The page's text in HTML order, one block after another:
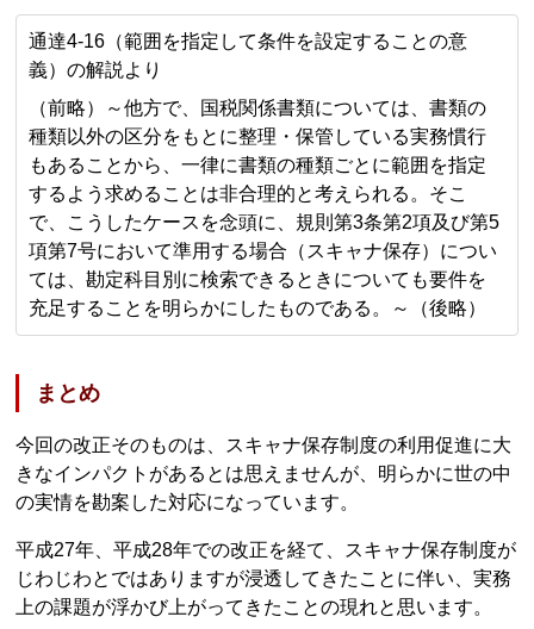
通達4-16（範囲を指定して条件を設定することの意
義）の解説より
（前略）～他方で、国税関係書類については、書類の
種類以外の区分をもとに整理・保管している実務慣行
もあることから、一律に書類の種類ごとに範囲を指定
するよう求めることは非合理的と考えられる。そこ
で、こうしたケースを念頭に、規則第3条第2項及び第5
項第7号において準用する場合（スキャナ保存）につい
ては、勘定科目別に検索できるときについても要件を
充足することを明らかにしたものである。～（後略）
まとめ
今回の改正そのものは、スキャナ保存制度の利用促進に大
きなインパクトがあるとは思えませんが、明らかに世の中
の実情を勘案した対応になっています。
平成27年、平成28年での改正を経て、スキャナ保存制度が
じわじわとではありますが浸透してきたことに伴い、実務
上の課題が浮かび上がってきたことの現れと思います。